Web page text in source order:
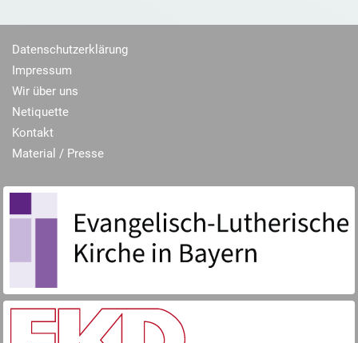
Datenschutzerklärung
Impressum
Wir über uns
Netiquette
Kontakt
Material / Presse